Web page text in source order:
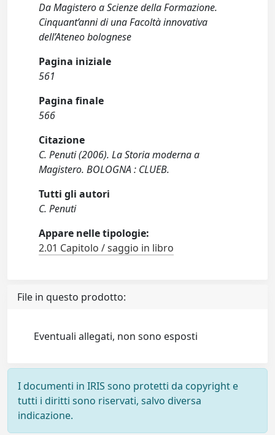
Da Magistero a Scienze della Formazione.
Cinquant’anni di una Facoltà innovativa
dell’Ateneo bolognese
Pagina iniziale
561
Pagina finale
566
Citazione
C. Penuti (2006). La Storia moderna a
Magistero. BOLOGNA : CLUEB.
Tutti gli autori
C. Penuti
Appare nelle tipologie:
2.01 Capitolo / saggio in libro
File in questo prodotto:
Eventuali allegati, non sono esposti
I documenti in IRIS sono protetti da copyright e
tutti i diritti sono riservati, salvo diversa
indicazione.